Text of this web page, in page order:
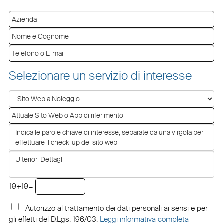
Selezionare un servizio di interesse
19+19=
Autorizzo al trattamento dei dati personali ai sensi e per
gli effetti del D.Lgs. 196/03. Leggi informativa completa